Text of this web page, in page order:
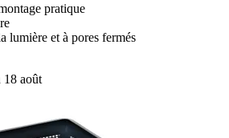
pratique
lumière et à pores fermés
18 août